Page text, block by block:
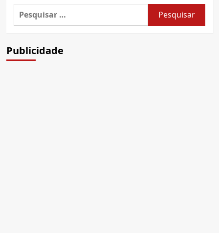
Pesquisar
Publicidade